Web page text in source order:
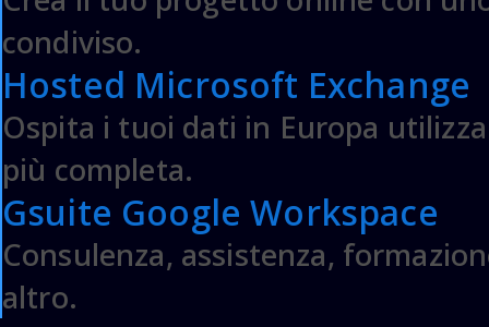
condiviso.
Hosted Microsoft Exchange
Ospita i tuoi dati in Europa
più completa.
Gsuite Google Workspace
Consulenza, assistenza,
altro.
Come possiamo